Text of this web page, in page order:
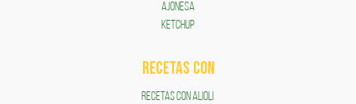
AJONESA
KETCHUP
RECETAS COn
RECETAS CON ALIOLI